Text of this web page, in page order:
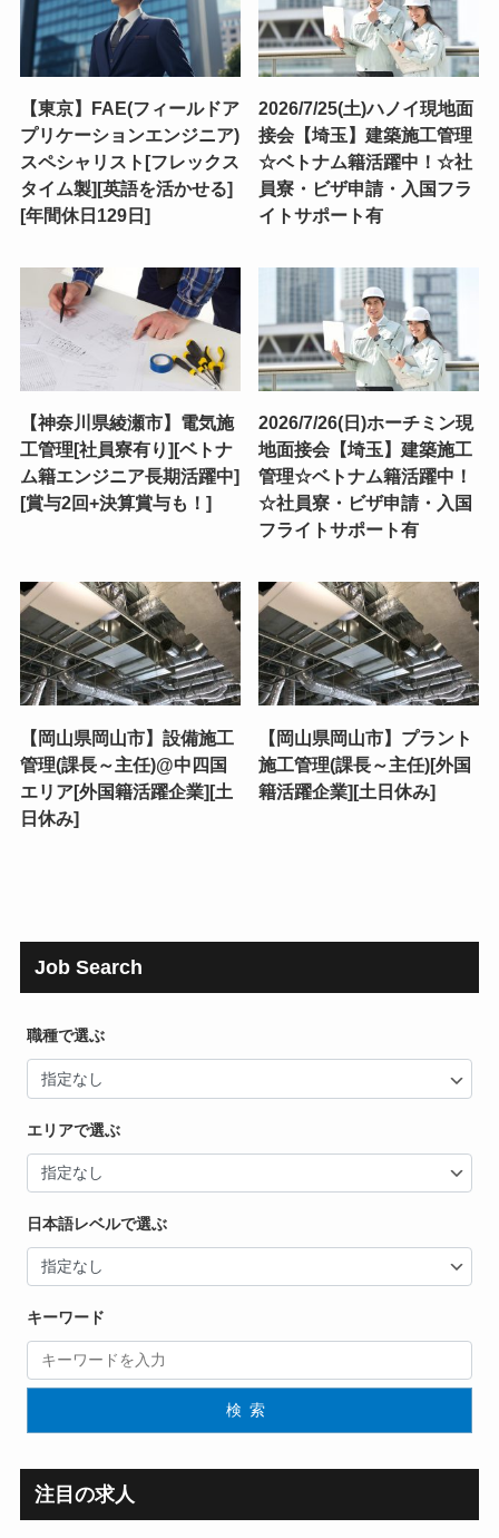
【東京】FAE(フィールドア
プリケーションエンジニア)
スペシャリスト[フレックス
タイム製][英語を活かせる]
[年間休日129日]
2026/7/25(土)ハノイ現地面
接会【埼玉】建築施工管理
☆ベトナム籍活躍中！☆社
員寮・ビザ申請・入国フラ
イトサポート有
【神奈川県綾瀬市】電気施
工管理[社員寮有り][ベトナ
ム籍エンジニア長期活躍中]
[賞与2回+決算賞与も！]
2026/7/26(日)ホーチミン現
地面接会【埼玉】建築施工
管理☆ベトナム籍活躍中！
☆社員寮・ビザ申請・入国
フライトサポート有
【岡山県岡山市】設備施工
管理(課長～主任)@中四国
エリア[外国籍活躍企業][土
日休み]
【岡山県岡山市】プラント
施工管理(課長～主任)[外国
籍活躍企業][土日休み]
Job Search
職種で選ぶ
エリアで選ぶ
日本語レベルで選ぶ
キーワード
検索
注目の求人